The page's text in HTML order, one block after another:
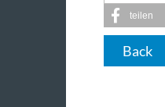
teilen
Back